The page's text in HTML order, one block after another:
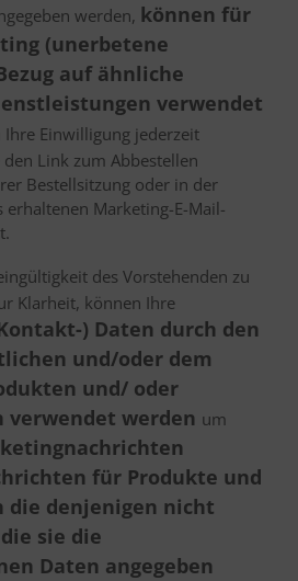
werden, können für
(unerbetene
auf ähnliche
verwendet
Ihre Einwilligung jederzeit
Link zum Abbestellen
Bestellsitzung oder in der
erhaltenen Marketing-E-Mail-
des Vorstehenden zu
Klarheit, können Ihre
) Daten durch den
und/oder dem
und/ oder
verwendet werden um
für Produkte und
die denjenigen nicht
sie die
Daten angegeben